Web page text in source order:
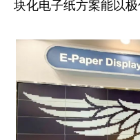
块化电子纸方案能以